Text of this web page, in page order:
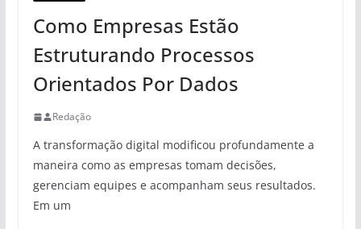
Como Empresas Estão
Estruturando Processos
Orientados Por Dados
Redação
A transformação digital modificou profundamente a
maneira como as empresas tomam decisões,
gerenciam equipes e acompanham seus resultados.
Em um